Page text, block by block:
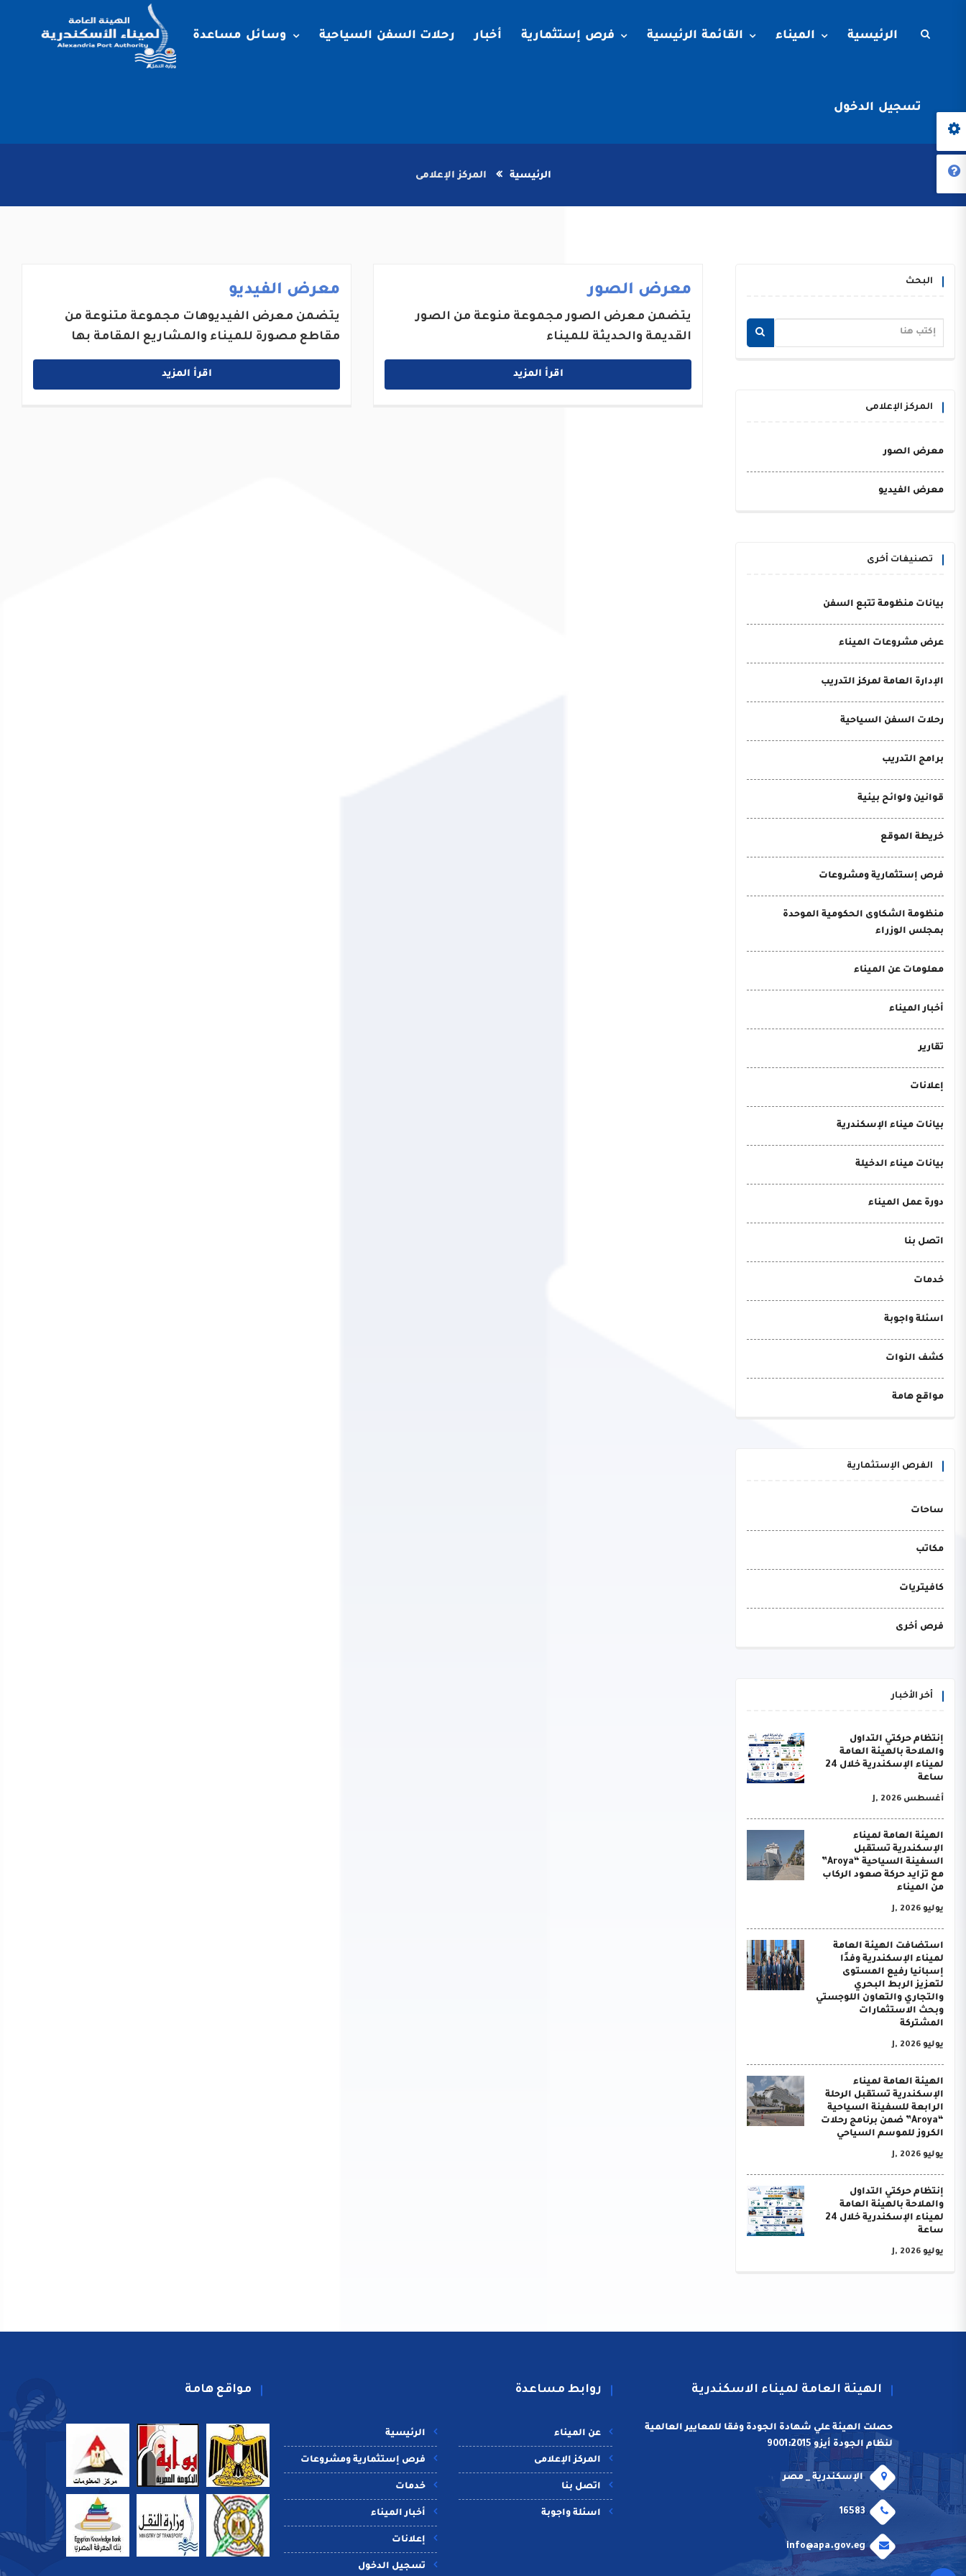
الرئيسية الميناء القائمة الرئيسية فرص إستثمارية أخبار رحلات السفن السياحية وسائل مساعدة
تسجيل الدخول
الرئيسية المركز الإعلامى
البحث
المركز الإعلامى
معرض الصور
معرض الفيديو
تصنيفات أخرى
بيانات منظومة تتبع السفن
عرض مشروعات الميناء
الإدارة العامة لمركز التدريب
رحلات السفن السياحية
برامج التدريب
قوانين ولوائح بيئية
خريطة الموقع
فرص إستثمارية ومشروعات
منظومة الشكاوى الحكومية الموحدة
بمجلس الوزراء
معلومات عن الميناء
أخبار الميناء
تقارير
إعلانات
بيانات ميناء الإسكندرية
بيانات ميناء الدخيلة
دورة عمل الميناء
اتصل بنا
خدمات
اسئلة واجوبة
كشف النوات
مواقع هامة
الفرص الإستثمارية
ساحات
مكاتب
كافيتريات
فرص أخرى
أخر الأخبار
إنتظام حركتي التداول
والملاحة بالهيئة العامة
لميناء الإسكندرية خلال 24
ساعة
أغسطس J, 2026
الهيئة العامة لميناء
الإسكندرية تستقبل
السفينة السياحية “Aroya”
مع تزايد حركة صعود الركاب
من الميناء
يوليو J, 2026
استضافت الهيئة العامة
لميناء الإسكندرية وفدًا
إسبانيا رفيع المستوى
لتعزيز الربط البحري
والتجاري والتعاون اللوجستي
وبحث الاستثمارات
المشتركة
يوليو J, 2026
الهيئة العامة لميناء
الإسكندرية تستقبل الرحلة
الرابعة للسفينة السياحية
“Aroya” ضمن برنامج رحلات
الكروز للموسم السياحي
يوليو J, 2026
إنتظام حركتي التداول
والملاحة بالهيئة العامة
لميناء الإسكندرية خلال 24
ساعة
يوليو J, 2026
معرض الصور
يتضمن معرض الصور مجموعة منوعة من الصور
القديمة والحديثة للميناء
اقرأ المزيد
معرض الفيديو
يتضمن معرض الفيديوهات مجموعة متنوعة من
مقاطع مصورة للميناء والمشاريع المقامة بها
اقرأ المزيد
الهيئة العامة لميناء الاسكندرية
حصلت الهيئة علي شهادة الجودة وفقا للمعايير العالمية
لنظام الجودة أيزو 9001:2015
الإسكندرية _ مصر
16583
info@apa.gov.eg
روابط مساعدة
الرئيسية
فرص إستثمارية ومشروعات
خدمات
أخبار الميناء
إعلانات
تسجيل الدخول
عن الميناء
المركز الإعلامى
اتصل بنا
اسئلة واجوبة
مواقع هامة